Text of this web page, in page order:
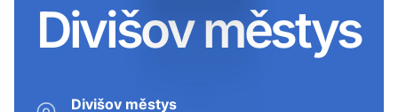
Divišov městys
Divišov městys